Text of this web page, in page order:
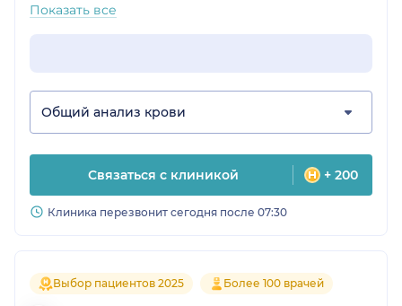
Показать все
Общий анализ крови
Связаться с клиникой + 200
Клиника перезвонит сегодня после 07:30
Выбор пациентов 2025 Более 100 врачей